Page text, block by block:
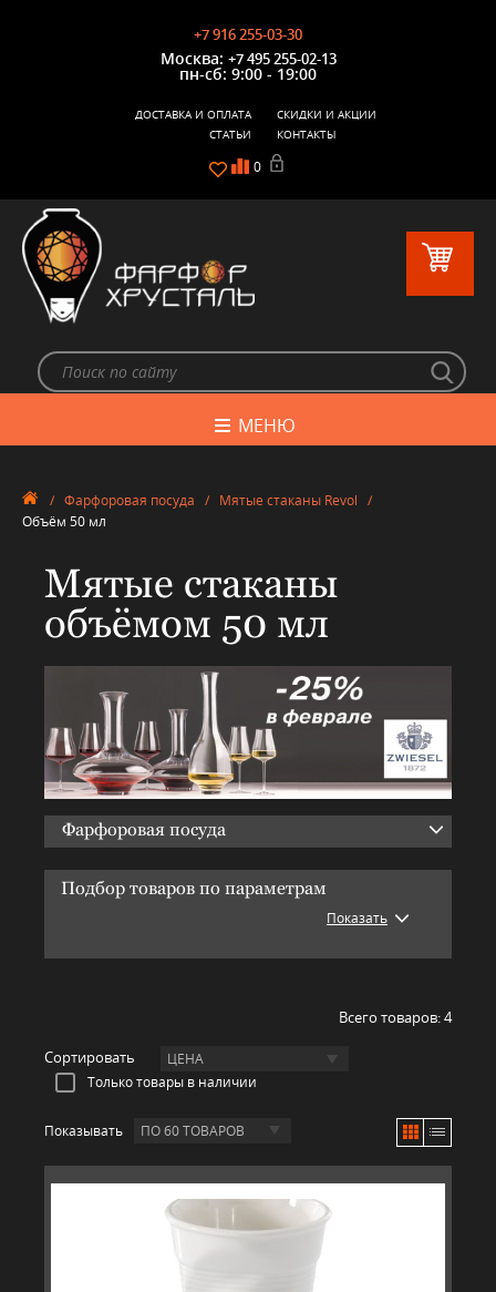
+7 916 255-03-30
Москва: +7 495 255-02-13
пн-сб: 9:00 - 19:00
0
ДОСТАВКА И ОПЛАТА
СКИДКИ И АКЦИИ
СТАТЬИ
КОНТАКТЫ
МЕНЮ
/ Фарфоровая посуда / Мятые стаканы Revol /
Объём 50 мл
Мятые стаканы
объёмом 50 мл
Фарфоровая посуда
Подбор товаров по параметрам
Показать
Всего товаров:4
Сортировать
ЦЕНА
Только товары в наличии
Показывать ПО 60 ТОВАРОВ